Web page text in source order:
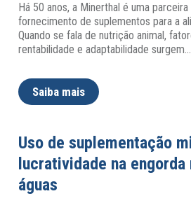
Há 50 anos, a Minerthal é uma
fornecimento de suplementos para a
Quando se fala de nutrição animal,
rentabilidade e adaptabilidade surgem…
Saiba mais
Uso de suplementação
lucratividade na
águas